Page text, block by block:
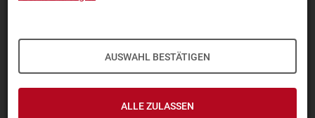
AUSWAHL BESTÄTIGEN
ALLE ZULASSEN
TOP-PRO­DUK­TE